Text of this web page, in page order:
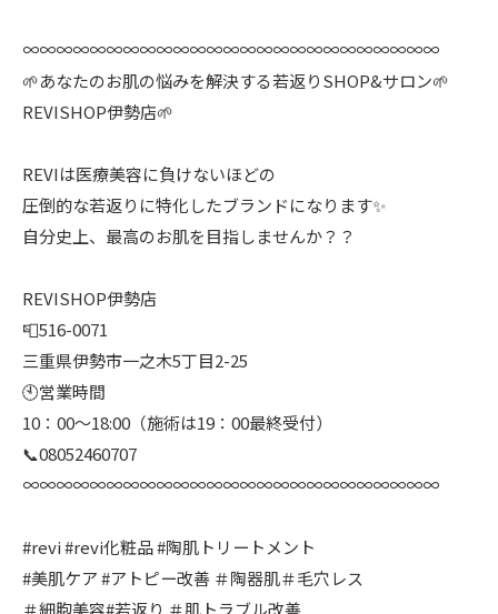
∞∞∞∞∞∞∞∞∞∞∞∞∞∞∞∞∞∞∞∞∞∞∞∞∞
🌱あなたのお肌の悩みを解決する若返りSHOP&サロン🌱
REVISHOP伊勢店🌱
REVIは医療美容に負けないほどの
圧倒的な若返りに特化したブランドになります✨
自分史上、最高のお肌を目指しませんか？？
REVISHOP伊勢店
📮516-0071
三重県伊勢市一之木5丁目2-25
🕙営業時間
10：00〜18:00（施術は19：00最終受付）
📞08052460707
∞∞∞∞∞∞∞∞∞∞∞∞∞∞∞∞∞∞∞∞∞∞∞∞∞
#revi #revi化粧品 #陶肌トリートメント
#美肌ケア #アトピー改善 ＃陶器肌＃毛穴レス
＃細胞美容#若返り ＃肌トラブル改善